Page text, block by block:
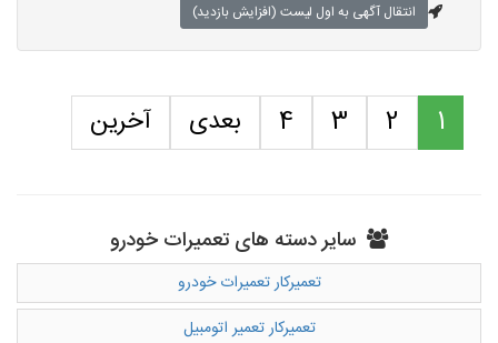
انتقال آگهی به اول لیست (افزایش بازدید)
1
2
3
4 بعدی آخرین
سایر دسته های تعمیرات خودرو
تعمیرکار تعمیرات خودرو
تعمیرکار تعمیر اتومبیل